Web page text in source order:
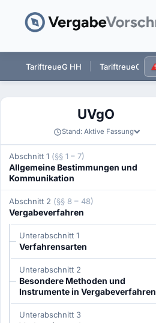
TariftreueG HH TariftreueG NI
UVgO
Stand: Aktive Fassung
Abschnitt 1 (§§ 1 – 7)
Allgemeine Bestimmungen und
Kommunikation
Abschnitt 2 (§§ 8 – 48)
Vergabeverfahren
Unterabschnitt 1
Verfahrensarten
Unterabschnitt 2
Besondere Methoden und
Instrumente in Vergabeverfahren
Unterabschnitt 3